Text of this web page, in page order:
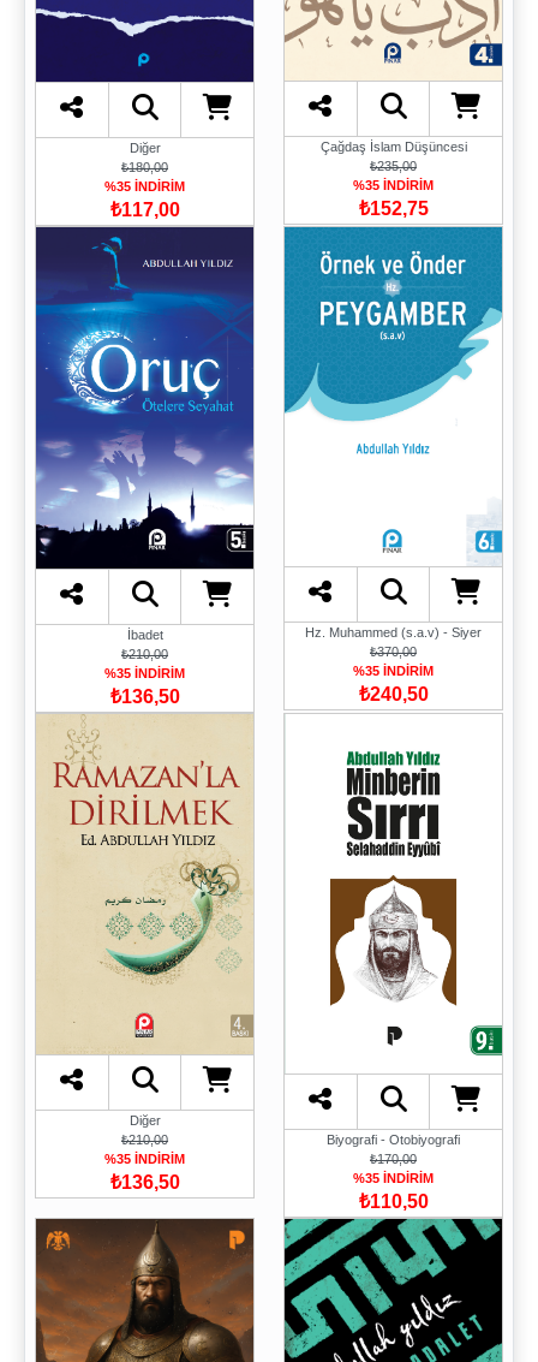
Diğer
₺180,00
%35 İNDİRİM
₺117,00
Çağdaş İslam Düşüncesi
₺235,00
%35 İNDİRİM
₺152,75
İbadet
₺210,00
%35 İNDİRİM
₺136,50
Hz. Muhammed (s.a.v) - Siyer
₺370,00
%35 İNDİRİM
₺240,50
Diğer
₺210,00
%35 İNDİRİM
₺136,50
Biyografi - Otobiyografi
₺170,00
%35 İNDİRİM
₺110,50